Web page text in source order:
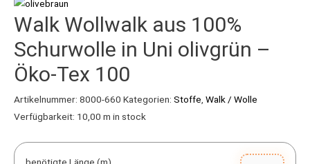
Walk Wollwalk aus 100%
Schurwolle in Uni olivgrün –
Öko-Tex 100
Artikelnummer: 8000-660 Kategorien: Stoffe, Walk / Wolle
Verfügbarkeit: 10,00 m in stock